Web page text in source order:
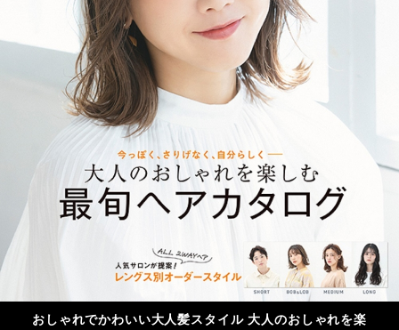
おしゃれでかわいい大人髪スタイル 大人のおしゃれを楽